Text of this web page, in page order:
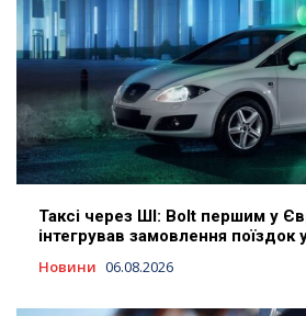
Таксі через ШІ: Bolt першим у
інтегрував замовлення поїздок
Новини 06.08.2026